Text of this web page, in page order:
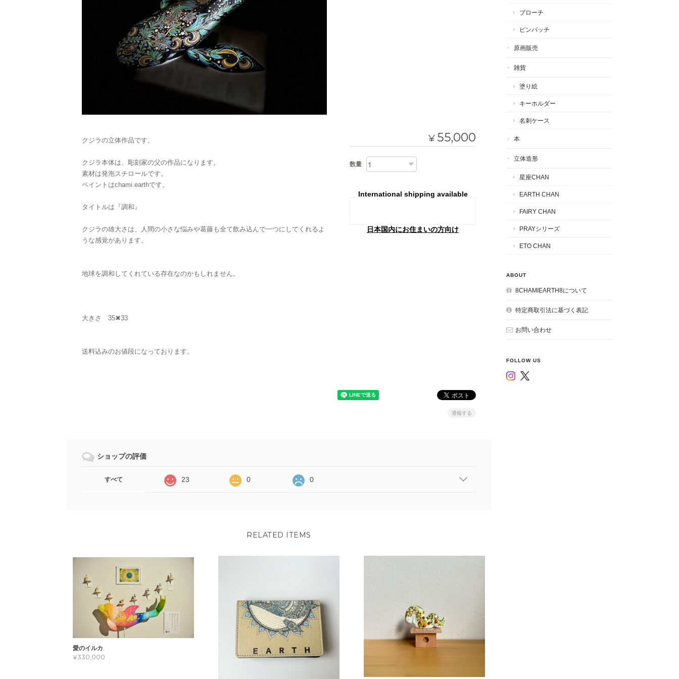
クジラの立体作品です。
クジラ本体は、彫刻家の父の作品になります。
素材は発泡スチロールです。
ペイントはchami.earthです。
タイトルは『調和』
クジラの雄大さは、人間の小さな悩みや葛藤も全て飲み込んで一つにしてくれるよ
うな感覚があります。
地球を調和してくれている存在なのかもしれません。
大きさ 35✖︎33
送料込みのお値段になっております。
¥ 55,000
数量
International shipping available
日本国内にお住まいの方向け
通報する
ショップの評価
すべて 23 0 0
RELATED ITEMS
愛のイルカ
¥330,000
ブローチ
ピンバッチ
原画販売
雑貨
塗り絵
キーホルダー
名刺ケース
本
立体造形
星座CHAN
EARTH CHAN
FAIRY CHAN
PRAYシリーズ
ETO CHAN
ABOUT
8CHAMIEARTH8について
特定商取引法に基づく表記
お問い合わせ
FOLLOW US